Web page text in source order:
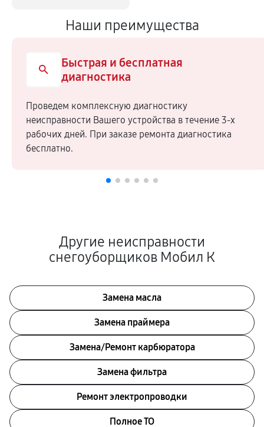
Наши преимущества
Быстрая и бесплатная
диагностика
Проведем комплексную диагностику
неисправности Вашего устройства в течение 3-х
рабочих дней. При заказе ремонта диагностика
бесплатно.
Другие неисправности
снегоуборщиков Мобил К
Замена масла
Замена праймера
Замена/Pемонт карбюратора
Замена фильтра
Ремонт электропроводки
Полное ТО